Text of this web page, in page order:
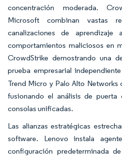
concentración moderada.
Microsoft combinan vastas
canalizaciones de aprendizaje
comportamientos maliciosos en
CrowdStrike demostrando una
prueba empresarial
Trend Micro y Palo Alto Networks
fusionando el análisis de
consolas unificadas.
Las alianzas estratégicas
software. Lenovo instala
configuración predeterminada